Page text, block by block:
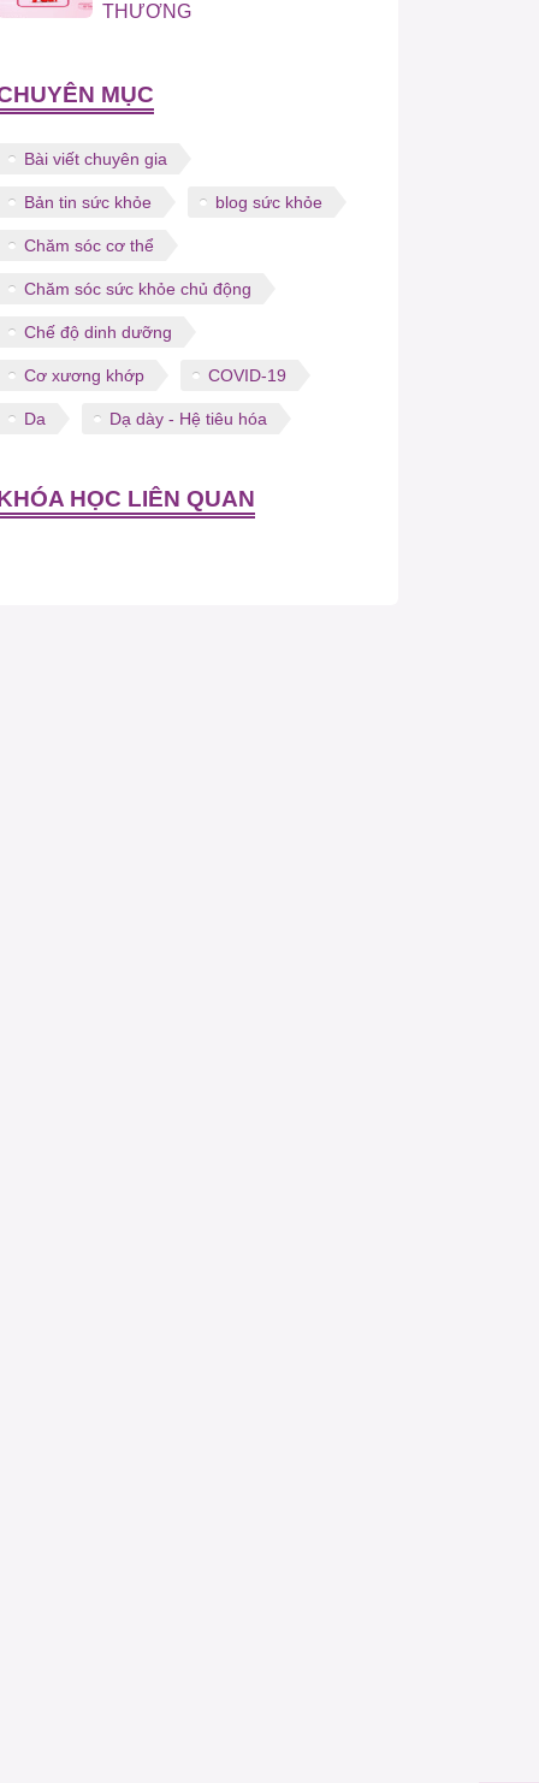
THƯƠNG
MỤC
Bài viết chuyên gia
Bản tin sức khỏe blog sức khỏe
Chăm sóc cơ thể
Chăm sóc sức khỏe chủ động
Chế độ dinh dưỡng
Cơ xương khớp COVID-19
Da Dạ dày - Hệ tiêu hóa
HỌC LIÊN QUAN